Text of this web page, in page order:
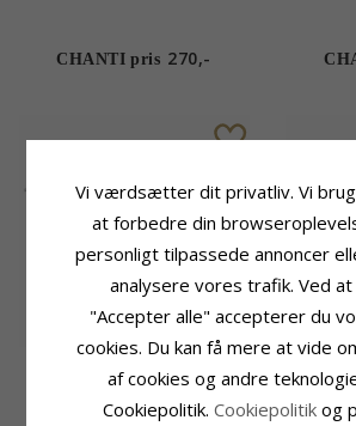
CHANTI pris 270,-
Vi værdsætter dit privatliv. Vi
at forbedre din
personligt tilpassede annoncer
analysere vores trafik. Ved at
"Accepter alle" accepterer du
cookies. Du kan få mere at vide
af cookies og andre
Cookiepolitik. Cookiepolitik og